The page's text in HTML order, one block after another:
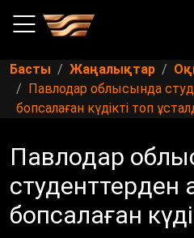
Басты Жаңалықтар
Павлодар облысында
бопсалаған күдікті топ
Павлодар
студенттерден
бопсалаған